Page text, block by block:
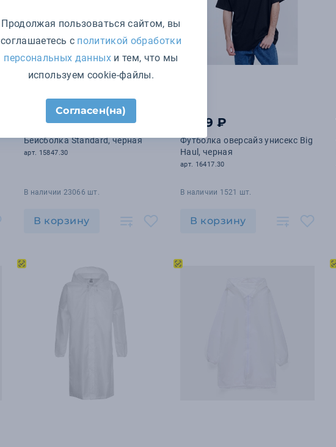
391 ₽
Бейсболка Standard, черная
арт. 15847.30
В наличии 23066 шт.
В корзину
1 599 ₽
Футболка оверсайз унисекс Big
Haul, черная
арт. 16417.30
В наличии 1521 шт.
В корзину
Продолжая пользоваться сайтом, вы
соглашаетесь с политикой обработки
персональных данныхи тем, что мы
используем cookie-файлы.
Согласен(на)